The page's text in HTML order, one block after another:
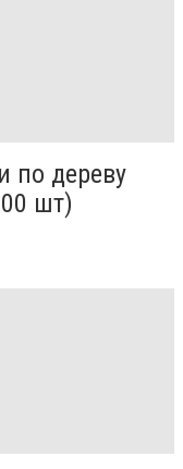
по дереву
шт)